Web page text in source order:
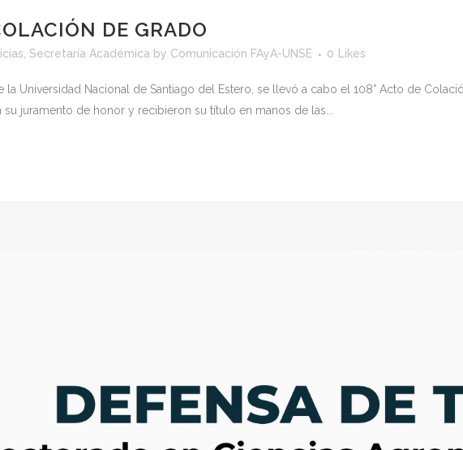
DE GRADO
Secretaría Académica by Comunicación FAyA-UNSE 0 Likes
la Universidad Nacional de Santiago del Estero, se llevó a cabo el 108° Acto de
juramento de honor y recibieron su título en manos de las...